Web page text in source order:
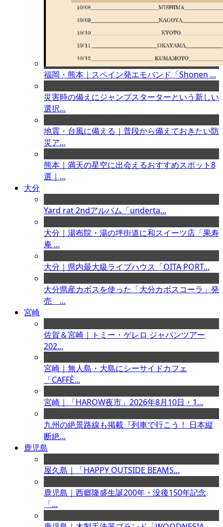
福岡・熊本｜スペイン発エモバンド「Shonen ...
災害時の備えにジャンプスターターという新しい
選択...
地震・台風に備える｜普段から備えておきたい防
災ア...
熊本｜満天の星空に出会えるおすすめスポット8
選｜...
大分
Yard rat 2ndアルバム「underta...
大分｜湯布院・湯の坪街道に和スイーツ店「果寿
庵 ...
大分｜県内最大級ライブハウス「OITA PORT...
大分県産カボスを使った「大分カボスコーラ」発
売 ...
宮崎
佐賀＆宮崎｜トミー・ゲレロ ジャパンツアー
202...
宮崎｜無人島・大島にシーサイドカフェ
「CAFFÈ...
宮崎｜「HAROW夜市」2026年8月10日・1...
九州の絶景路線も掲載『列車で行こう！ 日本縦
断絶...
鹿児島
屋久島｜「HAPPY OUTSIDE BEAMS...
鹿児島｜西郷隆盛生誕200年・没後150年記念
「...